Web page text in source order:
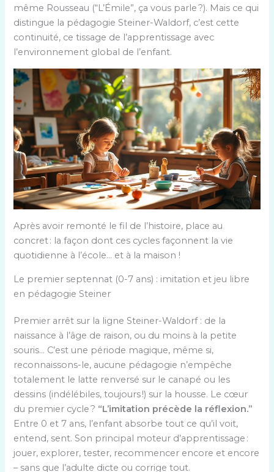
même Rousseau (“L’Émile”, ça vous parle ?). Mais ce qui
distingue la pédagogie Steiner-Waldorf, c’est cette
continuité, ce tissage de l’apprentissage avec
l’environnement global de l’enfant.
Après avoir remonté le fil de l’histoire, place au
concret : la façon dont ces cycles façonnent la vie
quotidienne à l’école… et à la maison !
Le premier septennat (0-7 ans) : imitation et jeu libre
en pédagogie Steiner
Premier arrêt sur la ligne Steiner-Waldorf : de la
naissance à l’âge de raison, ou du moins à la petite
souris… C’est une période magique, même si,
reconnaissons-le, aucune pédagogie n’empêche
totalement le latte renversé sur le canapé ou les
dessins (indélébiles, toujours !) sur la housse. Le cœur
du premier cycle ? “L’imitation précède la réflexion.”
Entre 0 et 7 ans, l’enfant absorbe tout ce qu’il voit,
entend, sent. Son principal moteur d’apprentissage :
jouer, explorer, tester, recommencer encore et encore
– sans que l’adulte dicte ou corrige tout.